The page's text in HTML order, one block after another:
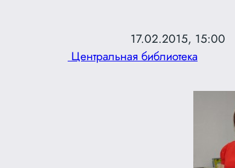
17.02.2015, 15:00
Центральная библиотека